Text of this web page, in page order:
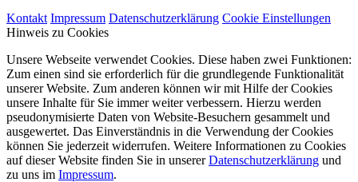
Kontakt Impressum Datenschutzerklärung Cookie Einstellungen
Hinweis zu Cookies
Unsere Webseite verwendet Cookies. Diese haben zwei Funktionen:
Zum einen sind sie erforderlich für die grundlegende Funktionalität
unserer Website. Zum anderen können wir mit Hilfe der Cookies
unsere Inhalte für Sie immer weiter verbessern. Hierzu werden
pseudonymisierte Daten von Website-Besuchern gesammelt und
ausgewertet. Das Einverständnis in die Verwendung der Cookies
können Sie jederzeit widerrufen. Weitere Informationen zu Cookies
auf dieser Website finden Sie in unsererDatenschutzerklärung und
zu uns im Impressum.